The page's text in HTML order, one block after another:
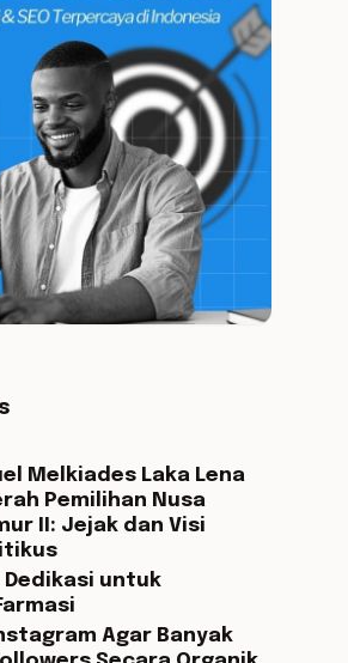
Melkiades Laka Lena
Pemilihan Nusa
II: Jejak dan Visi
Dedikasi untuk
Agar Banyak